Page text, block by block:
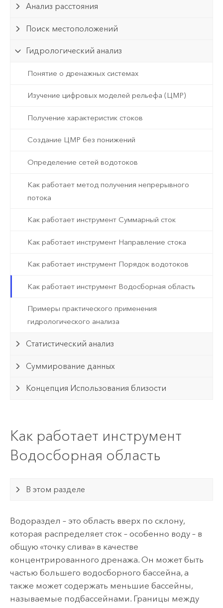
Анализ расстояния
Поиск местоположений
Гидрологический анализ
Понятие о дренажных системах
Изучение цифровых моделей рельефа (ЦМР)
Получение характеристик стоков
Создание ЦМР без понижений
Определение сетей водотоков
Как работает метод получения непрерывного
потока
Как работает инструмент Суммарный сток
Как работает инструмент Направление стока
Как работает инструмент Порядок водотоков
Как работает инструмент Водосборная область
Примеры практического применения
гидрологического анализа
Статистический анализ
Суммирование данных
Концепция Использования близости
Как работает инструмент
Водосборная область
В этом разделе
Водораздел – это область вверх по склону,
которая распределяет сток – особенно воду – в
общую «точку слива» в качестве
концентрированного дренажа. Он может быть
частью большего водосборного бассейна, а
также может содержать меньшие бассейны,
называемые подбассейнами. Границы между